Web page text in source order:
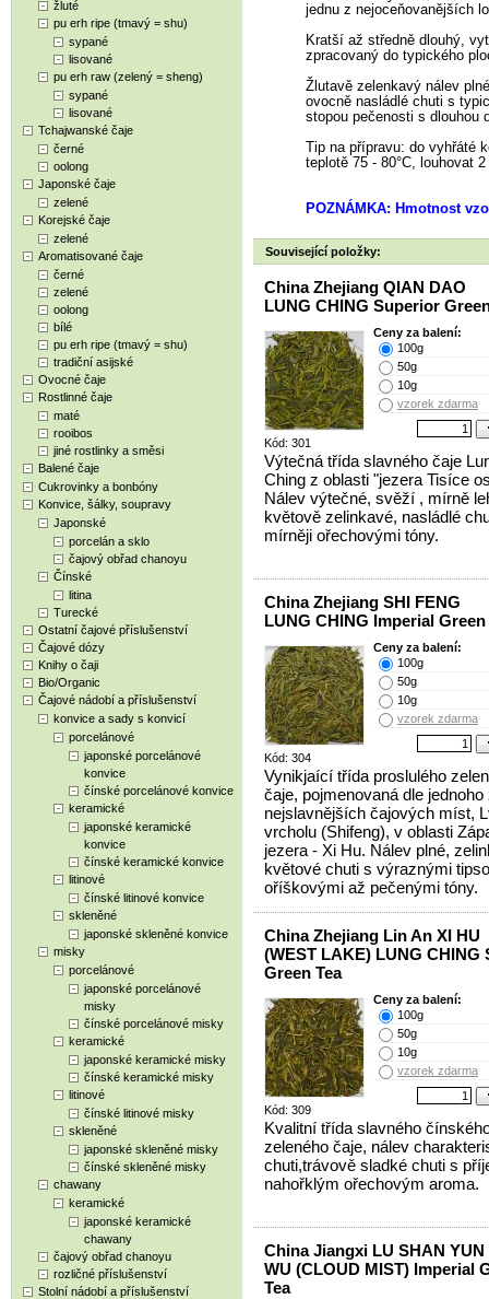
žluté
pu erh ripe (tmavý = shu)
sypané
lisované
pu erh raw (zelený = sheng)
sypané
lisované
Tchajwanské čaje
černé
oolong
Japonské čaje
zelené
Korejské čaje
zelené
Aromatisované čaje
černé
zelené
oolong
bílé
pu erh ripe (tmavý = shu)
tradiční asijské
Ovocné čaje
Rostlinné čaje
maté
rooibos
jiné rostlinky a směsi
Balené čaje
Cukrovinky a bonbóny
Konvice, šálky, soupravy
Japonské
porcelán a sklo
čajový obřad chanoyu
Čínské
litina
Turecké
Ostatní čajové příslušenství
Čajové dózy
Knihy o čaji
Bio/Organic
Čajové nádobí a příslušenství
konvice a sady s konvicí
porcelánové
japonské porcelánové
konvice
čínské porcelánové konvice
keramické
japonské keramické
konvice
čínské keramické konvice
litinové
čínské litinové konvice
skleněné
japonské skleněné konvice
misky
porcelánové
japonské porcelánové
misky
čínské porcelánové misky
keramické
japonské keramické misky
čínské keramické misky
litinové
čínské litinové misky
skleněné
japonské skleněné misky
čínské skleněné misky
chawany
keramické
japonské keramické
chawany
čajový obřad chanoyu
rozličné příslušenství
Stolní nádobí a příslušenství
jednu z nejoceňovanějších
Kratší až středně dlouhý,
zpracovaný do typického
Žlutavě zelenkavý nálev
ovocně nasládlé chuti s
stopou pečenosti s dlouhou
Tip na přípravu: do vyhřáté
teplotě 75 - 80°C, louhovat
POZNÁMKA: Hmotnost
Související položky:
China Zhejiang QIAN DAO
LUNG CHING Superior
Kód: 301
Ceny za balení:
100g
50g
10g
vzorek zdarma
Výtečná třída slavného čaje
Ching z oblasti "jezera Tisíce
Nálev výtečné, svěží , mírně
květově zelinkavé, nasládlé
mírněji ořechovými tóny.
China Zhejiang SHI FENG
LUNG CHING Imperial Green
Kód: 304
Ceny za balení:
100g
50g
10g
vzorek zdarma
Vynikjaící třída proslulého
čaje, pojmenovaná dle jednoho
nejslavnějších čajových míst,
vrcholu (Shifeng), v oblasti
jezera - Xi Hu. Nálev plné,
květové chuti s výraznými
oříškovými až pečenými tóny.
China Zhejiang Lin An XI HU
(WEST LAKE) LUNG CHING
Green Tea
Kód: 309
Ceny za balení:
100g
50g
10g
vzorek zdarma
Kvalitní třída slavného
zeleného čaje, nálev
chuti,trávově sladké chuti s
nahořklým ořechovým aroma.
China Jiangxi LU SHAN YUN
WU (CLOUD MIST) Imperial
Tea